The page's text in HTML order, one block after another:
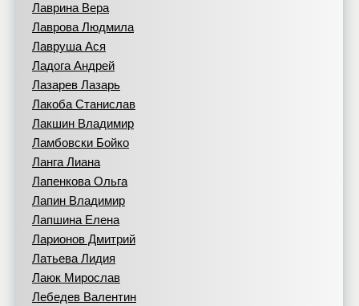
Лаврина Вера
Лаврова Людмила
Лавруша Ася
Ладога Андрей
Лазарев Лазарь
Лакоба Станислав
Лакшин Владимир
Ламбовски Бойко
Ланга Лиана
Лапенкова Ольга
Лапин Владимир
Лапшина Елена
Ларионов Дмитрий
Латьева Лидия
Лаюк Мирослав
Лебедев Валентин